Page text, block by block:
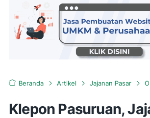
Beranda Artikel Jajanan Pasar
Klepon Pasuruan,